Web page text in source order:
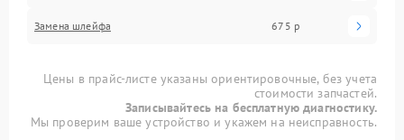
Замена шлейфа 675 р
Цены в прайс-листе указаны ориентировочные, без учета
стоимости запчастей.
Записывайтесь на бесплатную диагностику.
Мы проверим ваше устройство и укажем на неисправность.